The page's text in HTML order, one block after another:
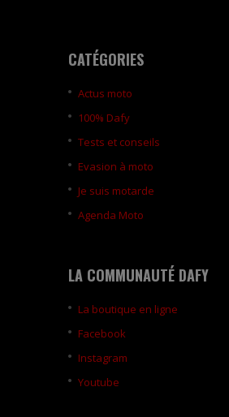
CATÉGORIES
Actus moto
100% Dafy
Tests et conseils
Evasion à moto
Je suis motarde
Agenda Moto
LA COMMUNAUTÉ DAFY
La boutique en ligne
Facebook
Instagram
Youtube